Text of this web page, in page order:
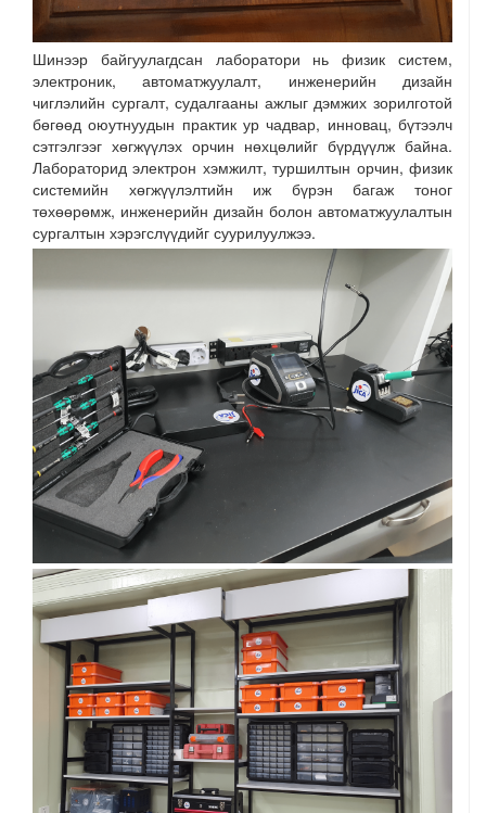
Шинээр байгуулагдсан лаборатори нь физик систем,
электроник, автоматжуулалт, инженерийн дизайн
чиглэлийн сургалт, судалгааны ажлыг дэмжих зорилготой
бөгөөд оюутнуудын практик ур чадвар, инновац, бүтээлч
сэтгэлгээг хөгжүүлэх орчин нөхцөлийг бүрдүүлж байна.
Лабораторид электрон хэмжилт, туршилтын орчин, физик
системийн хөгжүүлэлтийн иж бүрэн багаж тоног
төхөөрөмж, инженерийн дизайн болон автоматжуулалтын
сургалтын хэрэгслүүдийг суурилуулжээ.